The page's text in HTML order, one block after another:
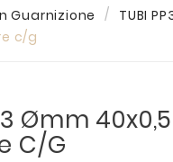
Guarnizione TUBI
c/g
Ømm
C/g